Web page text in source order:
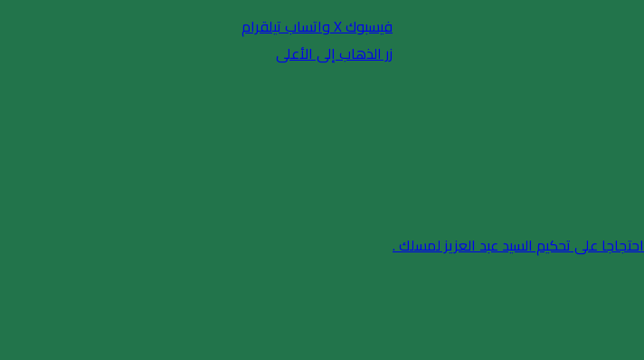
على تحكيم السيد عبد العزيز لمسلك .
فيسبوكXواتسابتيلقرام
زر الذهاب إلى الأعلى